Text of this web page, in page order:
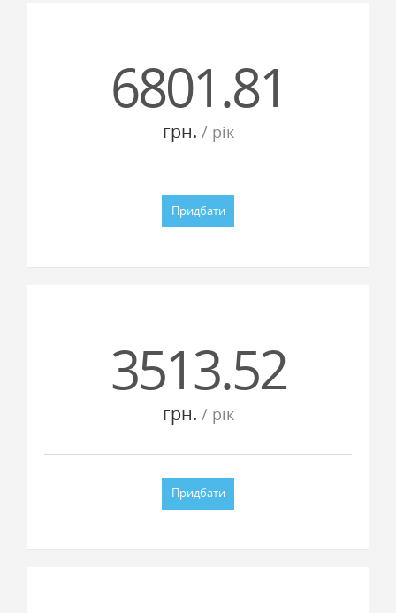
6801.81
грн. / рiк
Придбати
3513.52
грн. / рiк
Придбати